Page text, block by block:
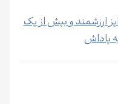
ارزشمند و بیش از یک
پاداش